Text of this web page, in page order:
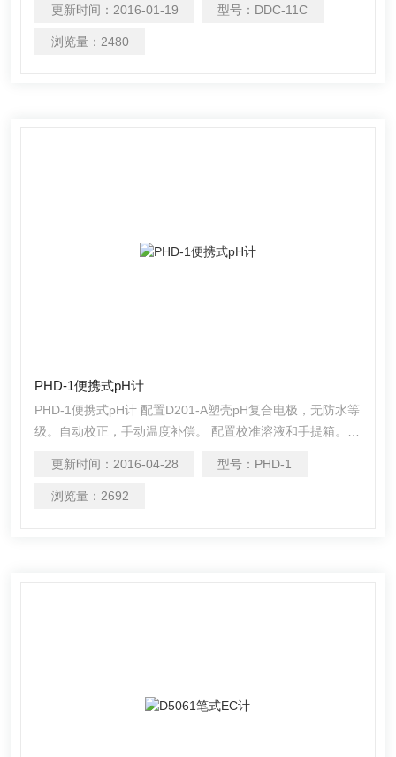
级：1.0级基本型台式电导率仪，用于测量常规水溶液的电
导率. 内置微处理器芯片，有自动校准、自动温度补偿、数
更新时间： 2016-01-19 型号： DDC-11C
浏览量： 2480
PHD-1便携式pH计
PHD-1便携式pH计 配置D201-A塑壳pH复合电极，无防水等
级。自动校正，手动温度补偿。 配置校准溶液和手提箱。仪
手动温度补偿。有二个系列的pH标准缓冲溶液可以选择：中
国系列和欧美系列。 温度单位℃及℉可自行选择。低电压显
更新时间： 2016-04-28 型号： PHD-1
浏览量： 2692